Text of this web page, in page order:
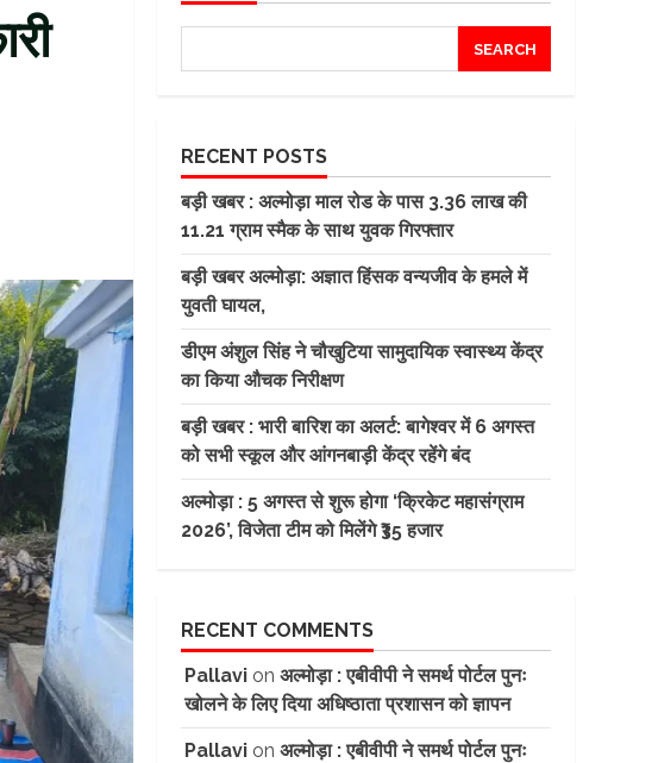
SEARCH
RECENT POSTS
बड़ी खबर : अल्मोड़ा माल रोड के पास 3.36 लाख की
11.21 ग्राम स्मैक के साथ युवक गिरफ्तार
बड़ी खबर अल्मोड़ा: अज्ञात हिंसक वन्यजीव के हमले में
युवती घायल,
डीएम अंशुल सिंह ने चौखुटिया सामुदायिक स्वास्थ्य केंद्र
का किया औचक निरीक्षण
बड़ी खबर : भारी बारिश का अलर्ट: बागेश्वर में 6 अगस्त
को सभी स्कूल और आंगनबाड़ी केंद्र रहेंगे बंद
अल्मोड़ा : 5 अगस्त से शुरू होगा ‘क्रिकेट महासंग्राम
2026’, विजेता टीम को मिलेंगे ₹35 हजार
RECENT COMMENTS
Pallavion अल्मोड़ा : एबीवीपी ने समर्थ पोर्टल पुनः
खोलने के लिए दिया अधिष्ठाता प्रशासन को ज्ञापन
Pallavion अल्मोड़ा : एबीवीपी ने समर्थ पोर्टल पुनः